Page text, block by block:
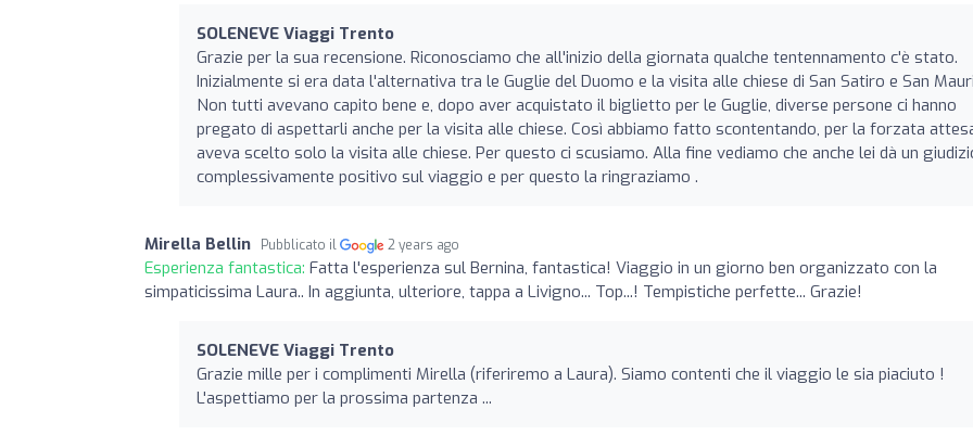
SOLENEVE Viaggi Trento
Grazie per la sua recensione. Riconosciamo che all'inizio della giornata qualche tentennamento c'è stato.
Inizialmente si era data l'alternativa tra le Guglie del Duomo e la visita alle chiese di San Satiro e San
Non tutti avevano capito bene e, dopo aver acquistato il biglietto per le Guglie, diverse persone ci hanno
pregato di aspettarli anche per la visita alle chiese. Così abbiamo fatto scontentando, per la forzata
aveva scelto solo la visita alle chiese. Per questo ci scusiamo. Alla fine vediamo che anche lei dà un
complessivamente positivo sul viaggio e per questo la ringraziamo .
Mirella Bellin Pubblicato il 2 years ago
Esperienza fantastica: Fatta l'esperienza sul Bernina, fantastica! Viaggio in un giorno ben organizzato con la
simpaticissima Laura.. In aggiunta, ulteriore, tappa a Livigno... Top...! Tempistiche perfette... Grazie!
SOLENEVE Viaggi Trento
Grazie mille per i complimenti Mirella (riferiremo a Laura). Siamo contenti che il viaggio le sia piaciuto !
L'aspettiamo per la prossima partenza ...